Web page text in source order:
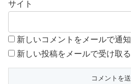
サイト
新しいコメントをメールで通知
新しい投稿をメールで受け取る